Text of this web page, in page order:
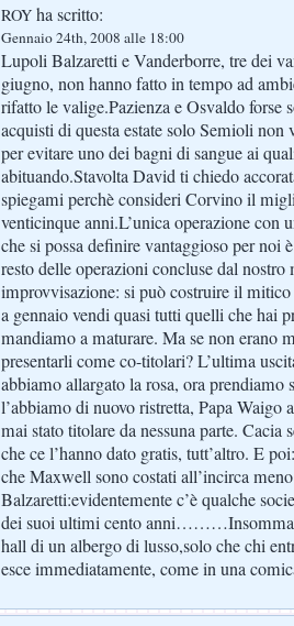
ROY ha scritto:
Gennaio 24th, 2008 alle 18:00
Lupoli Balzaretti e Vanderborre, tre dei
giugno, non hanno fatto in tempo ad
rifatto le valige.Pazienza e Osvaldo forse
acquisti di questa estate solo Semioli
per evitare uno dei bagni di sangue ai
abituando.Stavolta David ti chiedo
spiegami perchè consideri Corvino il
venticinque anni.L’unica operazione con
che si possa definire vantaggioso per noi
resto delle operazioni concluse dal
improvvisazione: si può costruire il
a gennaio vendi quasi tutti quelli che hai
mandiamo a maturare. Ma se non erano
presentarli come co-titolari? L’ultima
abbiamo allargato la rosa, ora
l’abbiamo di nuovo ristretta, Papa Waigo
mai stato titolare da nessuna parte. Cacia
che ce l’hanno dato gratis, tutt’altro. E
che Maxwell sono costati all’incirca
Balzaretti:evidentemente c’è qualche
dei suoi ultimi cento
hall di un albergo di lusso,solo che chi
esce immediatamente, come in una